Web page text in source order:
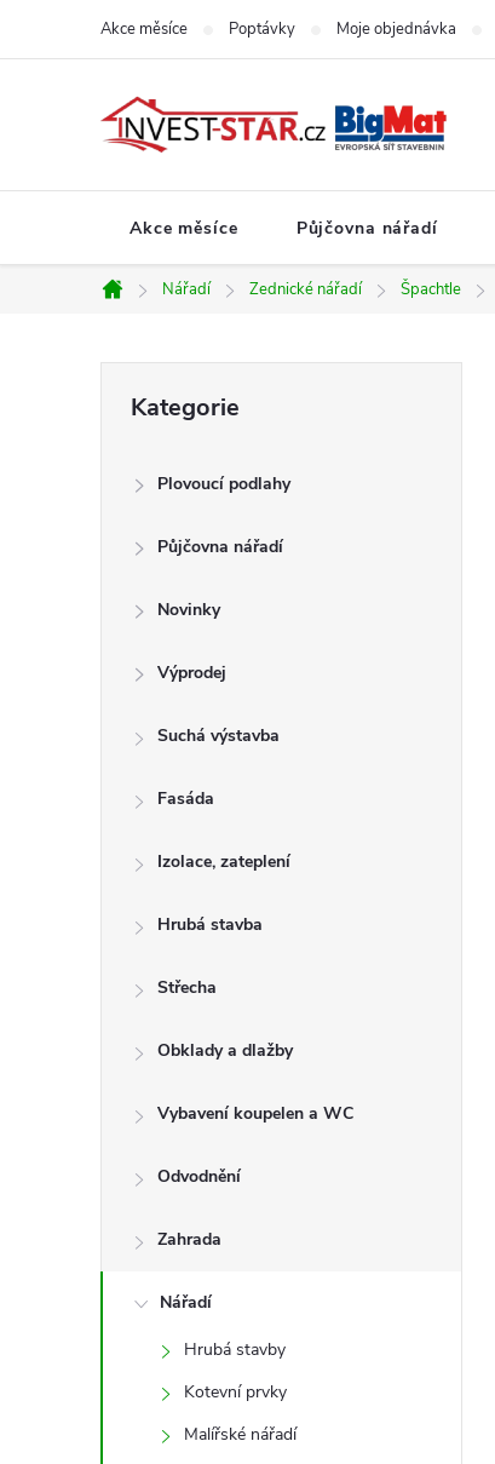
Akce měsíce Poptávky Moje objednávka
Akce měsíce Půjčovna nářadí
Domů
Nářadí Zednické nářadí Špachtle
kategorie
Kategorie
Plovoucí podlahy
Půjčovna nářadí
Novinky
Výprodej
Suchá výstavba
Fasáda
Izolace, zateplení
Hrubá stavba
Střecha
Obklady a dlažby
Vybavení koupelen a WC
Odvodnění
Zahrada
Nářadí
Hrubá stavby
Kotevní prvky
Malířské nářadí